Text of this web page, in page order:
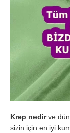
Krep nedirve
sizin için en iyi